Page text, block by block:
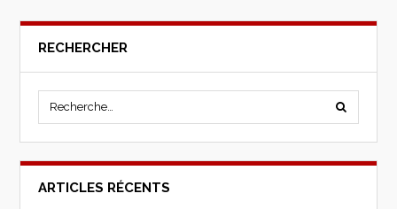
RECHERCHER
ARTICLES RÉCENTS